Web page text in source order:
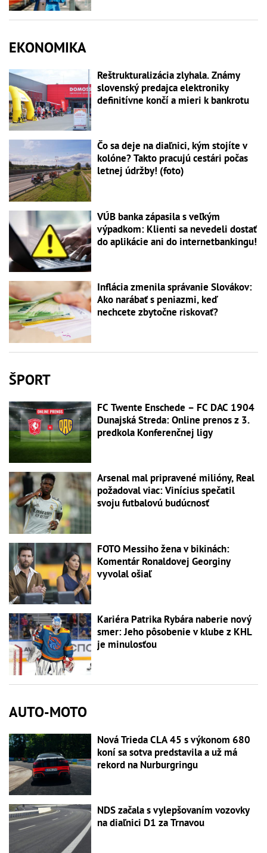
EKONOMIKA
Reštrukturalizácia zlyhala. Známy
slovenský predajca elektroniky
definitívne končí a mieri k bankrotu
Čo sa deje na diaľnici, kým stojíte v
kolóne? Takto pracujú cestári počas
letnej údržby! (foto)
VÚB banka zápasila s veľkým
výpadkom: Klienti sa nevedeli dostať
do aplikácie ani do internetbankingu!
Inflácia zmenila správanie Slovákov:
Ako narábať s peniazmi, keď
nechcete zbytočne riskovať?
ŠPORT
FC Twente Enschede – FC DAC 1904
Dunajská Streda: Online prenos z 3.
predkola Konferenčnej ligy
Arsenal mal pripravené milióny, Real
požadoval viac: Vinícius spečatil
svoju futbalovú budúcnosť
FOTO Messiho žena v bikinách:
Komentár Ronaldovej Georginy
vyvolal ošiaľ
Kariéra Patrika Rybára naberie nový
smer: Jeho pôsobenie v klube z KHL
je minulosťou
AUTO-MOTO
Nová Trieda CLA 45 s výkonom 680
koní sa sotva predstavila a už má
rekord na Nurburgringu
NDS začala s vylepšovaním vozovky
na diaľnici D1 za Trnavou